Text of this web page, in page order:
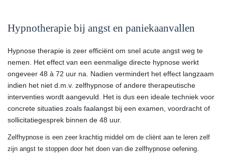
Hypnotherapie bij angst en paniekaanvallen
Hypnose therapie is zeer efficiënt om snel acute angst weg te
nemen. Het effect van een eenmalige directe hypnose werkt
ongeveer 48 à 72 uur na. Nadien vermindert het effect langzaam
indien het niet d.m.v. zelfhypnose of andere therapeutische
interventies wordt aangevuld. Het is dus een ideale techniek voor
concrete situaties zoals faalangst bij een examen, voordracht of
sollicitatiegesprek binnen de 48 uur.
Zelfhypnose is een zeer krachtig middel om de cliënt aan te leren zelf
zijn angst te stoppen door het doen van die zelfhypnose oefening.